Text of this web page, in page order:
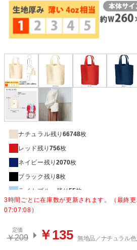
ナチュラル残り 66748枚
レッド残り756枚
ネイビー残り 2070枚
ブラック 残り 8枚
ライトブルー 残り55枚
3時間ごとに在庫数が更新されます。（最終
07:07:08）
定価
￥209 ￥135 無地品／ナチュラル